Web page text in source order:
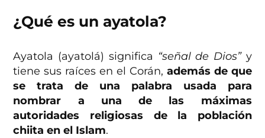
¿Qué es un ayatola?
Ayatola (ayatolá) significa “señal de Dios”y
tiene sus raíces en el Corán, además de que
se trata de una palabra usada para
nombrar a una de las máximas
autoridades religiosas de la población
chiita en el Islam.